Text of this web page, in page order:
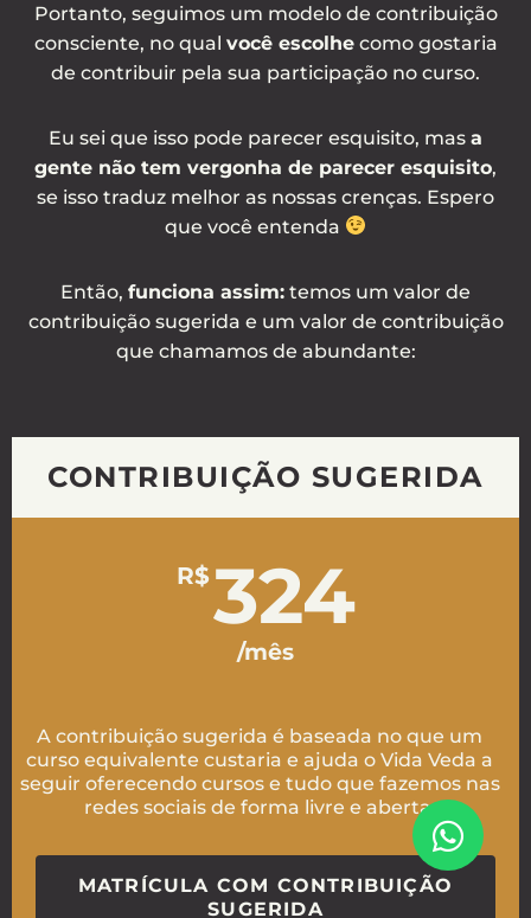
Portanto, seguimos um modelo de contribuição
consciente, no qual você escolhecomo gostaria
de contribuir pela sua participação no curso.
Eu sei que isso pode parecer esquisito, mas a
gente não tem vergonha de parecer esquisito,
se isso traduz melhor as nossas crenças. Espero
que você entenda
Então, funciona assim: temos um valor de
contribuição sugerida e um valor de contribuição
que chamamos de abundante:
CONTRIBUIÇÃO SUGERIDA
R$324
/mês
A contribuição sugerida é baseada no que um
curso equivalente custaria e ajuda o Vida Veda a
seguir oferecendo cursos e tudo que fazemos nas
redes sociais de forma livre e aberta.
MATRÍCULA COM CONTRIBUIÇÃO
SUGERIDA